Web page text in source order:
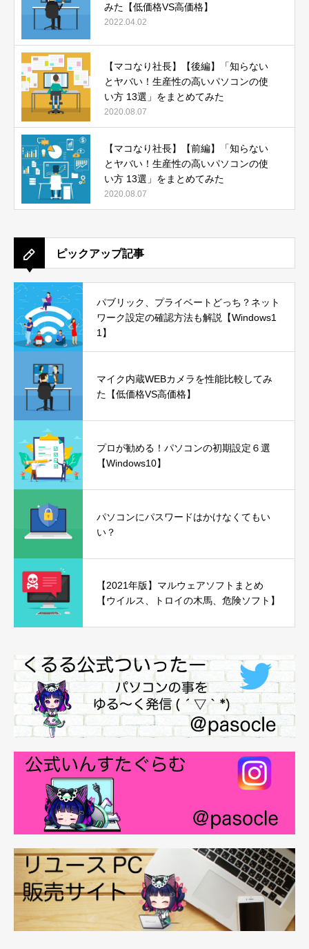
みた【低価格VS高価格】
2022.04.02
【マコなり社長】【後編】「知らない
とヤバい！生産性の高いパソコンの使
い方 13選」をまとめてみた
2020.08.07
【マコなり社長】【前編】「知らない
とヤバい！生産性の高いパソコンの使
い方 13選」をまとめてみた
2020.08.07
ピックアップ記事
パブリック、プライベートどっち？ネット
ワーク設定の確認方法も解説【Windows1
1】
マイク内蔵WEBカメラを性能比較してみ
た【低価格VS高価格】
プロが勧める！パソコンの初期設定６選
【Windows10】
パソコンにパスワードはかけなくてもい
い？
【2021年版】マルウェアソフトまとめ
【ウイルス、トロイの木馬、危険ソフト】